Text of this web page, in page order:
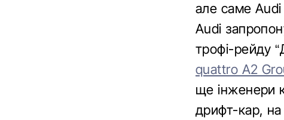
але саме Audi
Audi
трофі-рейду
quattro A2
ще інженери
дрифт-кар, на